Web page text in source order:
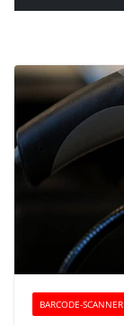
BARCODE-SCANNER